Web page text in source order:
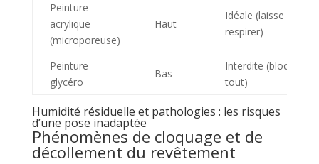
Peinture
acrylique
(microporeuse)
Haut
Idéale (laisse
respirer)
Peinture
glycéro
Bas
Interdite (bloque
tout)
Humidité résiduelle et pathologies : les risques
d’une pose inadaptée
Phénomènes de cloquage et de
décollement du revêtement